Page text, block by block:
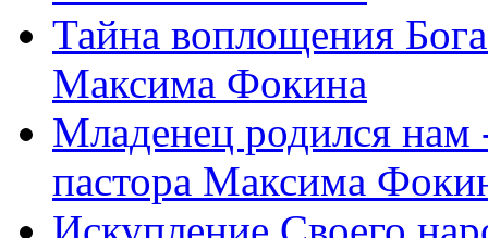
Тайна воплощения
Максима Фокина
Младенец родился
пастора Максима